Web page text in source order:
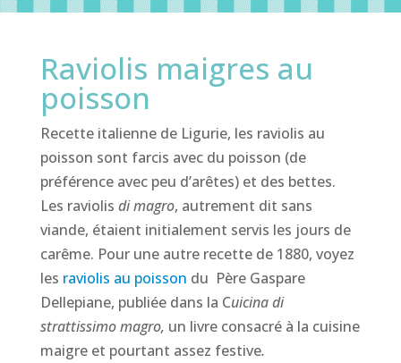
Raviolis maigres au
poisson
Recette italienne de Ligurie, les raviolis au
poisson sont farcis avec du poisson (de
préférence avec peu d’arêtes) et des bettes.
Les raviolis di magro, autrement dit sans
viande, étaient initialement servis les jours de
carême. Pour une autre recette de 1880, voyez
les raviolis au poisson du Père Gaspare
Dellepiane, publiée dans la Cuicina di
strattissimo magro, un livre consacré à la cuisine
maigre et pourtant assez festive.